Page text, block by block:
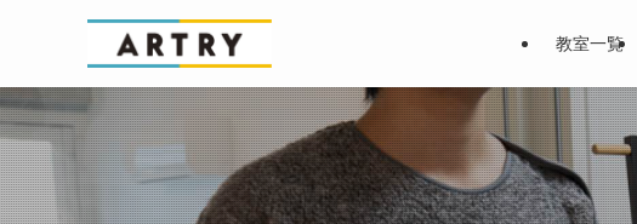
教室一覧